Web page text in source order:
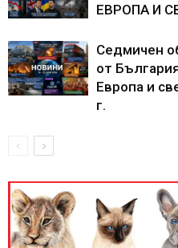
ЕВРОПА И
Седмичен
от
Европа и
г.